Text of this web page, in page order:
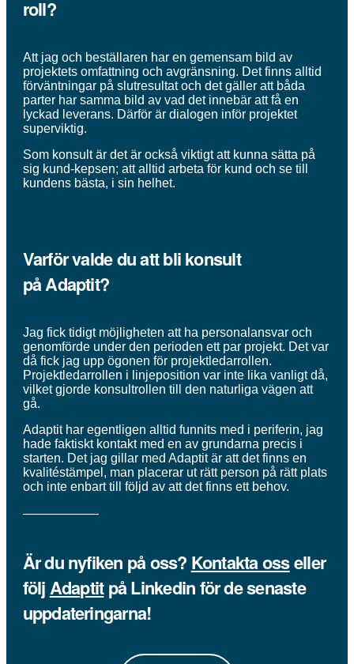
roll?
Att jag och beställaren har en gemensam bild av
projektets omfattning och avgränsning. Det finns alltid
förväntningar på slutresultat och det gäller att båda
parter har samma bild av vad det innebär att få en
lyckad leverans. Därför är dialogen inför projektet
superviktig.
Som konsult är det är också viktigt att kunna sätta på
sig kund-kepsen; att alltid arbeta för kund och se till
kundens bästa, i sin helhet.
Varför valde du att bli konsult
påAdaptit?
Jag fick tidigt möjligheten att ha personalansvar och
genomförde under den perioden ett par projekt. Det var
då fick jag upp ögonen för projektledarrollen.
Projektledarrollen i linjeposition var inte lika vanligt då,
vilket gjorde konsultrollen till den naturliga vägen att
gå.
Adaptit har egentligen alltid funnits med i periferin, jag
hade faktiskt kontakt med en av grundarna precis i
starten. Det jag gillar med Adaptit är att det finns en
kvalitéstämpel, man placerar ut rätt person på rätt plats
och inte enbart till följd av att det finns ett behov.
——————
Är du nyfiken på oss? Kontakta osseller
följAdaptitpå Linkedin för de senaste
uppdateringarna!